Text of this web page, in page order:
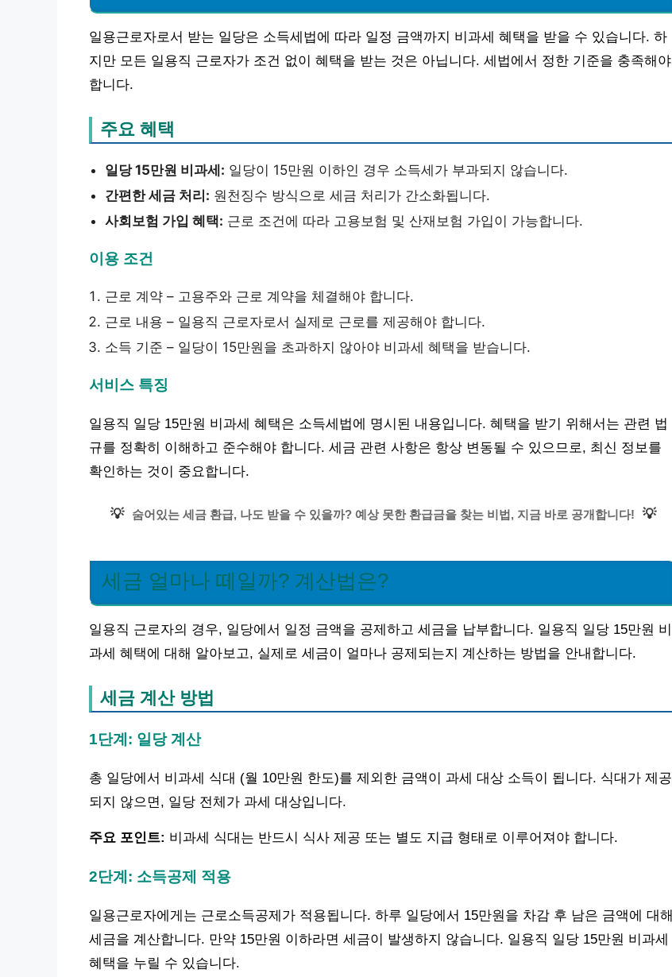
일용근로자로서 받는 일당은 소득세법에 따라 일정 금액까지 비과세 혜택을 받을 수 있습니다. 하
지만 모든 일용직 근로자가 조건 없이 혜택을 받는 것은 아닙니다. 세법에서 정한 기준을 충족해야
합니다.
주요 혜택
일당 15만원 비과세: 일당이 15만원 이하인 경우 소득세가 부과되지 않습니다.
간편한 세금 처리: 원천징수 방식으로 세금 처리가 간소화됩니다.
사회보험 가입 혜택: 근로 조건에 따라 고용보험 및 산재보험 가입이 가능합니다.
이용 조건
근로 계약 – 고용주와 근로 계약을 체결해야 합니다.
근로 내용 – 일용직 근로자로서 실제로 근로를 제공해야 합니다.
소득 기준 – 일당이 15만원을 초과하지 않아야 비과세 혜택을 받습니다.
서비스 특징
일용직 일당 15만원 비과세 혜택은 소득세법에 명시된 내용입니다. 혜택을 받기 위해서는 관련 법
규를 정확히 이해하고 준수해야 합니다. 세금 관련 사항은 항상 변동될 수 있으므로, 최신 정보를
확인하는 것이 중요합니다.
💡 숨어있는 세금 환급, 나도 받을 수 있을까? 예상 못한 환급금을 찾는 비법, 지금 바로 공개합니다! 💡
세금 얼마나 떼일까? 계산법은?
일용직 근로자의 경우, 일당에서 일정 금액을 공제하고 세금을 납부합니다. 일용직 일당 15만원 비
과세 혜택에 대해 알아보고, 실제로 세금이 얼마나 공제되는지 계산하는 방법을 안내합니다.
세금 계산 방법
1단계: 일당 계산
총 일당에서 비과세 식대 (월 10만원 한도)를 제외한 금액이 과세 대상 소득이 됩니다. 식대가 제공
되지 않으면, 일당 전체가 과세 대상입니다.
주요 포인트: 비과세 식대는 반드시 식사 제공 또는 별도 지급 형태로 이루어져야 합니다.
2단계: 소득공제 적용
일용근로자에게는 근로소득공제가 적용됩니다. 하루 일당에서 15만원을 차감 후 남은 금액에 대해
세금을 계산합니다. 만약 15만원 이하라면 세금이 발생하지 않습니다. 일용직 일당 15만원 비과세
혜택을 누릴 수 있습니다.